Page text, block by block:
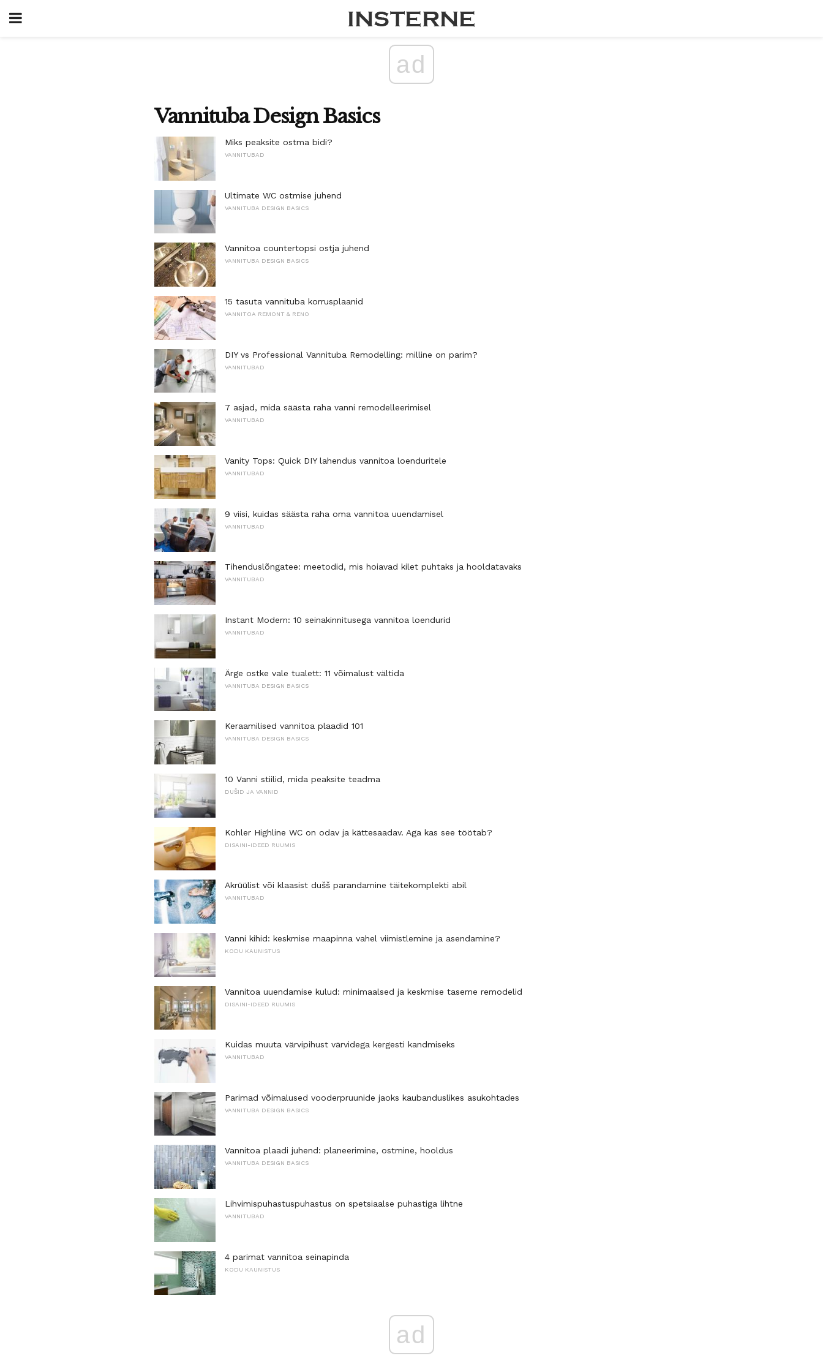
ad
Vannituba Design Basics
Miks peaksite ostma bidi?
VANNITUBAD
Ultimate WC ostmise juhend
VANNITUBA DESIGN BASICS
Vannitoa countertopsi ostja juhend
VANNITUBA DESIGN BASICS
15 tasuta vannituba korrusplaanid
VANNITOA REMONT & RENO
DIY vs Professional Vannituba Remodelling: milline on parim?
VANNITUBAD
7 asjad, mida säästa raha vanni remodelleerimisel
VANNITUBAD
Vanity Tops: Quick DIY lahendus vannitoa loenduritele
VANNITUBAD
9 viisi, kuidas säästa raha oma vannitoa uuendamisel
VANNITUBAD
Tihenduslõngatee: meetodid, mis hoiavad kilet puhtaks ja hooldatavaks
VANNITUBAD
Instant Modern: 10 seinakinnitusega vannitoa loendurid
VANNITUBAD
Ärge ostke vale tualett: 11 võimalust vältida
VANNITUBA DESIGN BASICS
Keraamilised vannitoa plaadid 101
VANNITUBA DESIGN BASICS
10 Vanni stiilid, mida peaksite teadma
DUŠID JA VANNID
Kohler Highline WC on odav ja kättesaadav. Aga kas see töötab?
DISAINI-IDEED RUUMIS
Akrüülist või klaasist dušš parandamine täitekomplekti abil
VANNITUBAD
Vanni kihid: keskmise maapinna vahel viimistlemine ja asendamine?
KODU KAUNISTUS
Vannitoa uuendamise kulud: minimaalsed ja keskmise taseme remodelid
DISAINI-IDEED RUUMIS
Kuidas muuta värvipihust värvidega kergesti kandmiseks
VANNITUBAD
Parimad võimalused vooderpruunide jaoks kaubanduslikes asukohtades
VANNITUBA DESIGN BASICS
Vannitoa plaadi juhend: planeerimine, ostmine, hooldus
VANNITUBA DESIGN BASICS
Lihvimispuhastuspuhastus on spetsiaalse puhastiga lihtne
VANNITUBAD
4 parimat vannitoa seinapinda
KODU KAUNISTUS
ad